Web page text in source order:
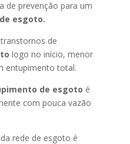
de prevenção para um
esgoto.
de
logo no início, menor
entupimento total.
de esgoto é
com pouca vazão
rede de esgoto é